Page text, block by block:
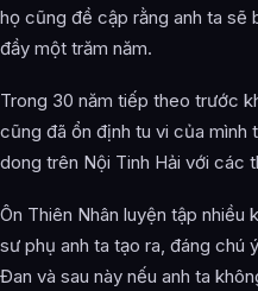
họ cũng đề cập rằng anh ta sẽ
đầy một trăm năm.
Trong 30 năm tiếp theo trước
cũng đã ổn định tu vi của mình
dong trên Nội Tinh Hải với các
Ôn Thiên Nhân luyện tập
sư phụ anh ta tạo ra, đáng chú
Đan và sau này nếu anh ta